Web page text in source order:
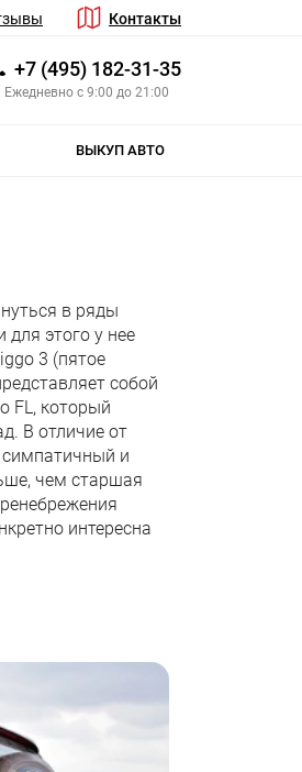
Контакты
+7 (495) 182-31-35
Ежедневно с 9:00 до 21:00
ВЫКУП АВТО
в ряды
этого у нее
3 (пятое
собой
FL, который
В отличие от
симпатичный и
чем старшая
интересна